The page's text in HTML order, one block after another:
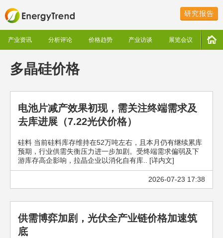
研究报告
产业资讯 分析评论 价格趋势 产业访谈 展览会议
多晶硅价格
电池片减产效果初现，需关注终端需求及
去库进展（7.22光伏价格）
硅料 当前硅料库存维持在52万吨左右，且本月仍有继续累库
预期，行业供需失衡压力进一步加剧。受终端需求偏弱及下
游库存高企影响，拉晶企业以消化自有库.. [详内文]
2026-07-23 17:38
供需博弈加剧，光伏全产业链价格加速筑
底